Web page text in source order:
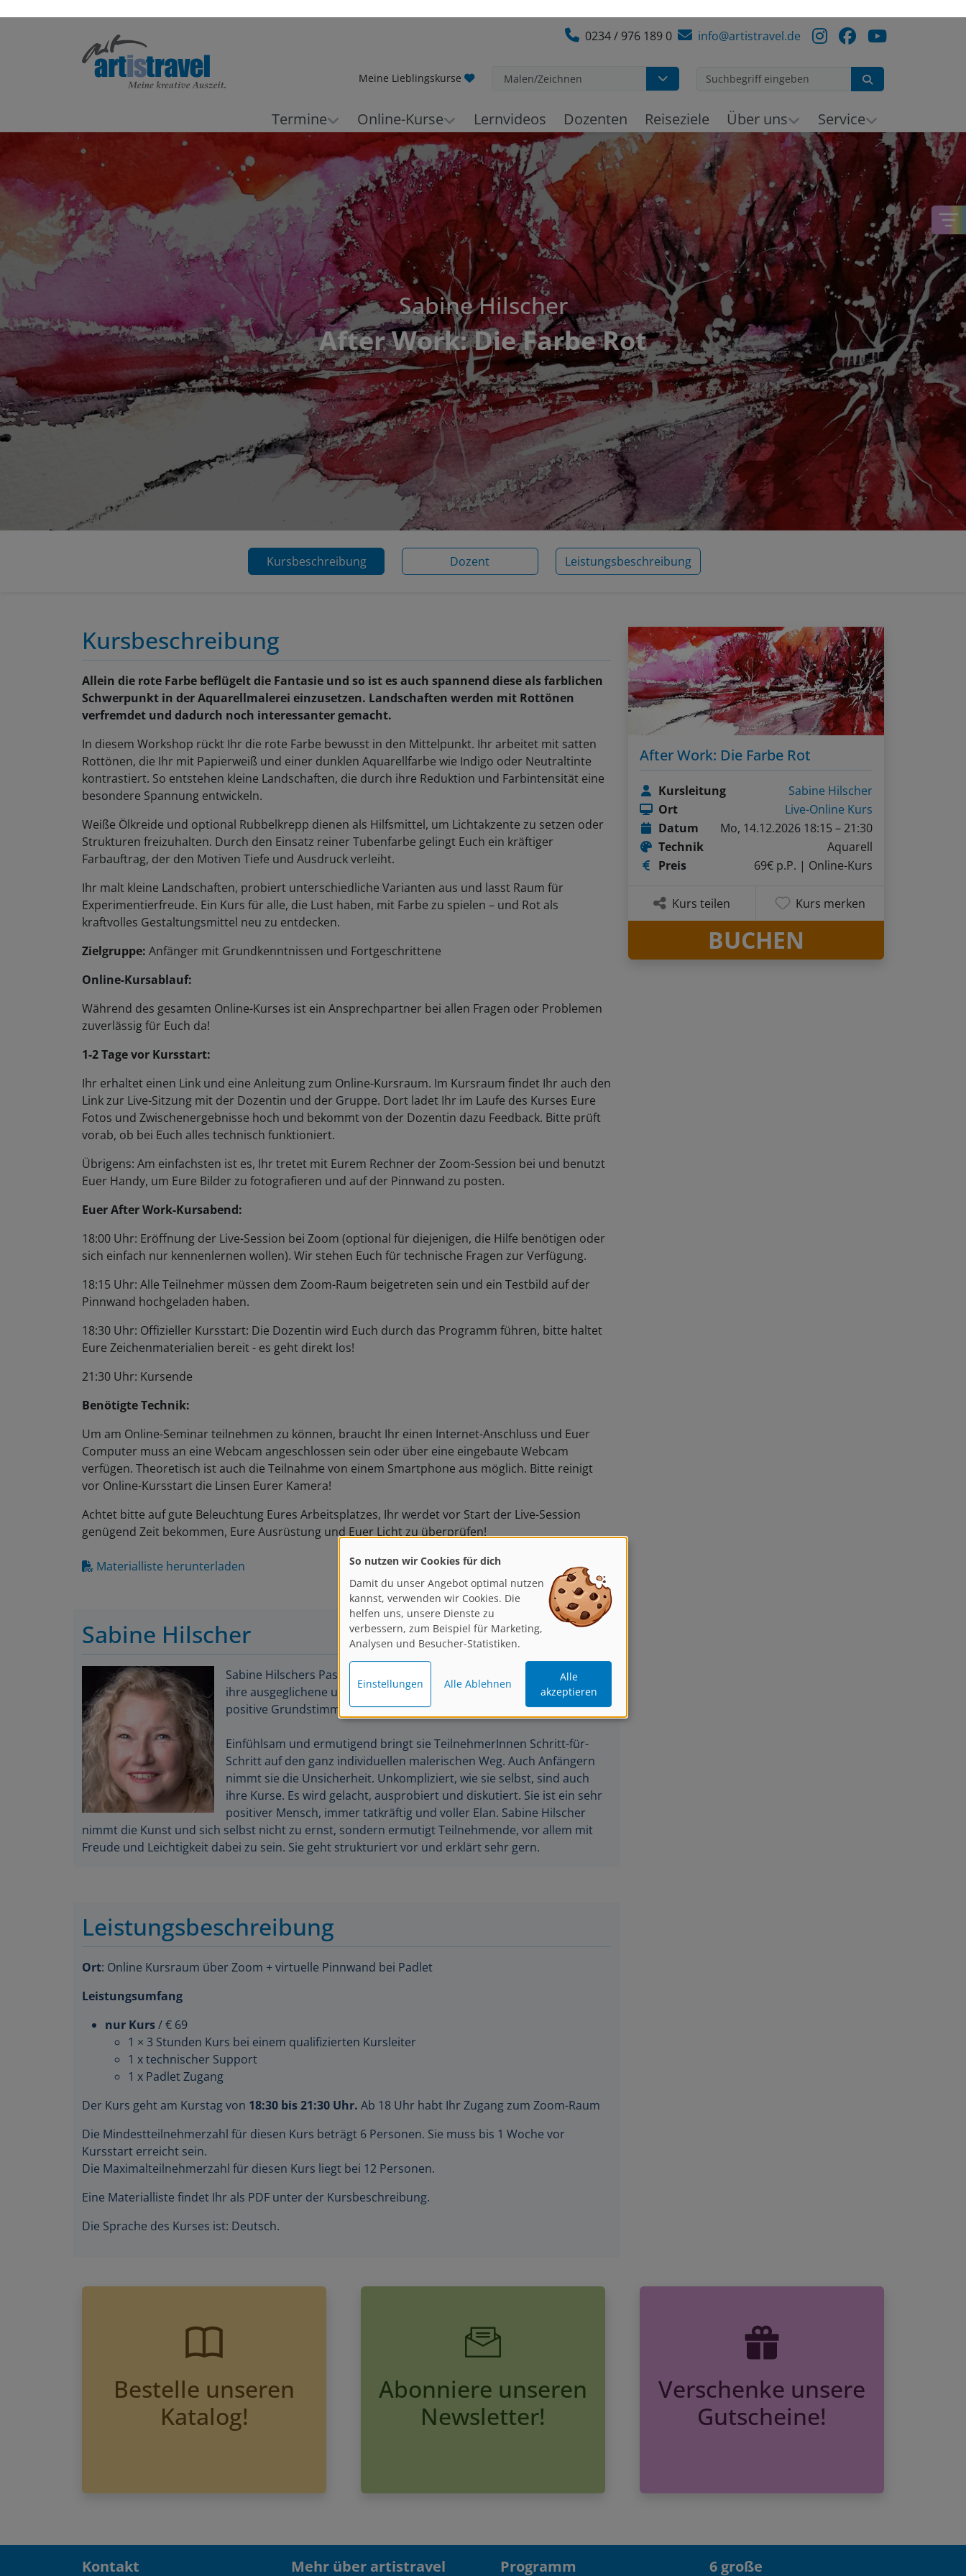
0234 / 976 189 0 info@artistravel.de
Sabine Hilscher
After Work: Die Farbe Rot
Kursbeschreibung Dozent Leistungsbeschreibung
Kursbeschreibung
Allein die rote Farbe beflügelt die Fantasie und so ist es auch spannend diese als farblichen
Schwerpunkt in der Aquarellmalerei einzusetzen. Landschaften werden mit Rottönen
verfremdet und dadurch noch interessanter gemacht.
In diesem Workshop rückt Ihr die rote Farbe bewusst in den Mittelpunkt. Ihr arbeitet mit satten
Rottönen, die Ihr mit Papierweiß und einer dunklen Aquarellfarbe wie Indigo oder Neutraltinte
kontrastiert. So entstehen kleine Landschaften, die durch ihre Reduktion und Farbintensität eine
besondere Spannung entwickeln.
Weiße Ölkreide und optional Rubbelkrepp dienen als Hilfsmittel, um Lichtakzente zu setzen oder
Strukturen freizuhalten. Durch den Einsatz reiner Tubenfarbe gelingt Euch ein kräftiger
Farbauftrag, der den Motiven Tiefe und Ausdruck verleiht.
Ihr malt kleine Landschaften, probiert unterschiedliche Varianten aus und lasst Raum für
Experimentierfreude. Ein Kurs für alle, die Lust haben, mit Farbe zu spielen – und Rot als
kraftvolles Gestaltungsmittel neu zu entdecken.
Zielgruppe:
Anfänger mit Grundkenntnissen und Fortgeschrittene
Online-Kursablauf:
Während des gesamten Online-Kurses ist ein Ansprechpartner bei allen Fragen oder Problemen
zuverlässig für Euch da!
1-2 Tage vor Kursstart:
Ihr erhaltet einen Link und eine Anleitung zum Online-Kursraum. Im Kursraum findet Ihr auch den
Link zur Live-Sitzung mit der Dozentin und der Gruppe. Dort ladet Ihr im Laufe des Kurses Eure
Fotos und Zwischenergebnisse hoch und bekommt von der Dozentin dazu Feedback. Bitte prüft
vorab, ob bei Euch alles technisch funktioniert.
Übrigens: Am einfachsten ist es, Ihr tretet mit Eurem Rechner der Zoom-Session bei und benutzt
Euer Handy, um Eure Bilder zu fotografieren und auf der Pinnwand zu posten.
Euer After Work-Kursabend:
18:00 Uhr: Eröffnung der Live-Session bei Zoom (optional für diejenigen, die Hilfe benötigen oder
sich einfach nur kennenlernen wollen). Wir stehen Euch für technische Fragen zur Verfügung.
18:15 Uhr: Alle Teilnehmer müssen dem Zoom-Raum beigetreten sein und ein Testbild auf der
Pinnwand hochgeladen haben.
18:30 Uhr: Offizieller Kursstart: Die Dozentin wird Euch durch das Programm führen, bitte haltet
Eure Zeichenmaterialien bereit - es geht direkt los!
21:30 Uhr: Kursende
Benötigte Technik:
Um am Online-Seminar teilnehmen zu können, braucht Ihr einen Internet-Anschluss und Euer
Computer muss an eine Webcam angeschlossen sein oder über eine eingebaute Webcam
verfügen. Theoretisch ist auch die Teilnahme von einem Smartphone aus möglich. Bitte reinigt
vor Online-Kursstart die Linsen Eurer Kamera!
Achtet bitte auf gute Beleuchtung Eures Arbeitsplatzes, Ihr werdet vor Start der Live-Session
genügend Zeit bekommen, Eure Ausrüstung und Euer Licht zu überprüfen!
Materialliste herunterladen
Sabine Hilscher
Sabine Hilschers Passion für die Aquarellmalerei ist ansteckend! Durch
ihre ausgeglichene und humorvolle Art kann sie in jeder Gruppe eine
positive Grundstimmung vermitteln.
Einfühlsam und ermutigend bringt sie TeilnehmerInnen Schritt-für-
Schritt auf den ganz individuellen malerischen Weg. Auch Anfängern
nimmt sie die Unsicherheit. Unkompliziert, wie sie selbst, sind auch
ihre Kurse. Es wird gelacht, ausprobiert und diskutiert. Sie ist ein sehr
positiver Mensch, immer tatkräftig und voller Elan. Sabine Hilscher
nimmt die Kunst und sich selbst nicht zu ernst, sondern ermutigt Teilnehmende, vor allem mit
Freude und Leichtigkeit dabei zu sein. Sie geht strukturiert vor und erklärt sehr gern.
Leistungsbeschreibung
Ort : Online Kursraum über Zoom + virtuelle Pinnwand bei Padlet
Leistungsumfang
nur Kurs
/ € 69
1 × 3 Stunden Kurs bei einem qualifizierten Kursleiter
1 x technischer Support
1 x Padlet Zugang
Der Kurs geht am Kurstag von 18:30 bis 21:30 Uhr.
Ab 18 Uhr habt Ihr Zugang zum Zoom-Raum
Die Mindestteilnehmerzahl für diesen Kurs beträgt 6 Personen. Sie muss bis 1 Woche vor
Kursstart erreicht sein.
Die Maximalteilnehmerzahl für diesen Kurs liegt bei 12 Personen.
Eine Materialliste findet Ihr als PDF unter der Kursbeschreibung.
Die Sprache des Kurses ist: Deutsch.
After Work: Die Farbe Rot
Kursleitung
Sabine Hilscher
Ort
Live-Online Kurs
Datum
Mo, 14.12.2026 18:15 – 21:30
Technik
Aquarell
Preis
69€ p.P. | Online-Kurs
Kurs teilen Kurs merken
BUCHEN
Bestelle unseren
Katalog!
Abonniere unseren
Newsletter!
Verschenke unsere
Gutscheine!
Kontakt Mehr über artistravel Programm
6 große
Damit du unser Angebot optimal nutzen
kannst, verwenden wir Cookies. Die
helfen uns, unsere Dienste zu
verbessern, zum Beispiel für Marketing,
Analysen und Besucher-Statistiken.
Einstellungen
Alle
akzeptieren